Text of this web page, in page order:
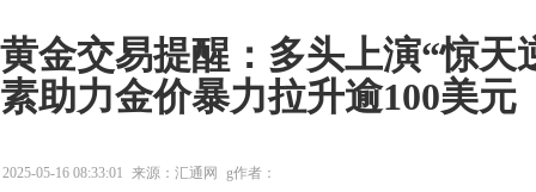
黄金交易提醒：多头上演“惊天
素助力金价暴力拉升逾100美元
2025-05-16 08:33:01 来源：汇通网 g作者：